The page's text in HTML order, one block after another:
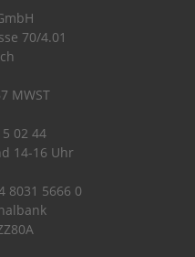
70/4.01
MWST
02 44
14-16 Uhr
8031 5666 0